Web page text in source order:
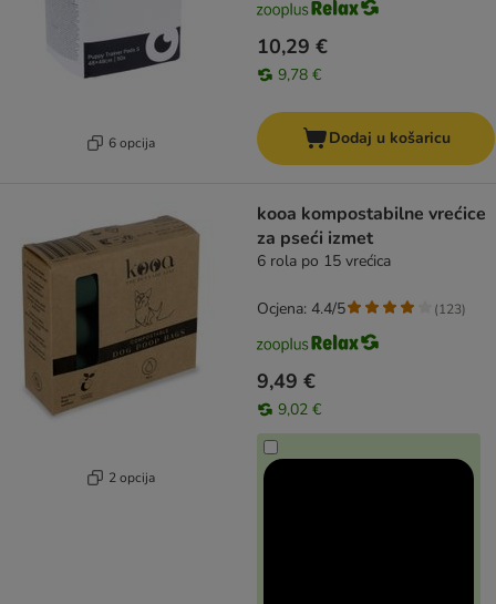
6 opcija
10,29 €
9,78 €
Dodaj u košaricu
2 opcija
kooa kompostabilne vrećice
za pseći izmet
6 rola po 15 vrećica
9,49 €
9,02 €
Ocjena: 4.4/5 (123)